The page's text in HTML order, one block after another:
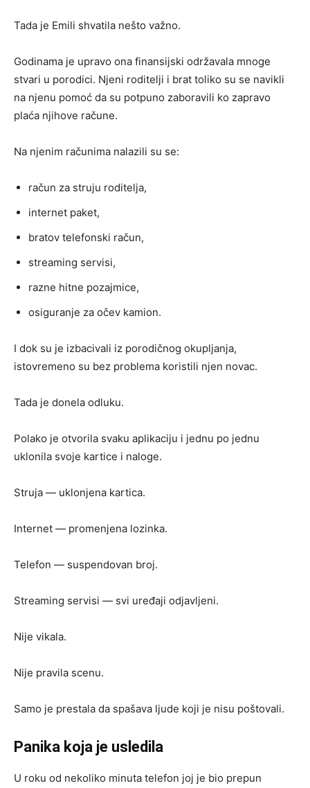
Tada je Emili shvatila nešto važno.
Godinama je upravo ona finansijski održavala mnoge
stvari u porodici. Njeni roditelji i brat toliko su se navikli
na njenu pomoć da su potpuno zaboravili ko zapravo
plaća njihove račune.
Na njenim računima nalazili su se:
račun za struju roditelja,
internet paket,
bratov telefonski račun,
streaming servisi,
razne hitne pozajmice,
osiguranje za očev kamion.
I dok su je izbacivali iz porodičnog okupljanja,
istovremeno su bez problema koristili njen novac.
Tada je donela odluku.
Polako je otvorila svaku aplikaciju i jednu po jednu
uklonila svoje kartice i naloge.
Struja — uklonjena kartica.
Internet — promenjena lozinka.
Telefon — suspendovan broj.
Streaming servisi — svi uređaji odjavljeni.
Nije vikala.
Nije pravila scenu.
Samo je prestala da spašava ljude koji je nisu poštovali.
Panika koja je usledila
U roku od nekoliko minuta telefon joj je bio prepun